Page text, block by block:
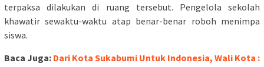
terpaksa dilakukan di ruang tersebut. Pengelola sekolah
khawatir sewaktu-waktu atap benar-benar roboh menimpa
siswa.
Baca Juga: Dari Kota Sukabumi Untuk Indonesia, Wali Kota :